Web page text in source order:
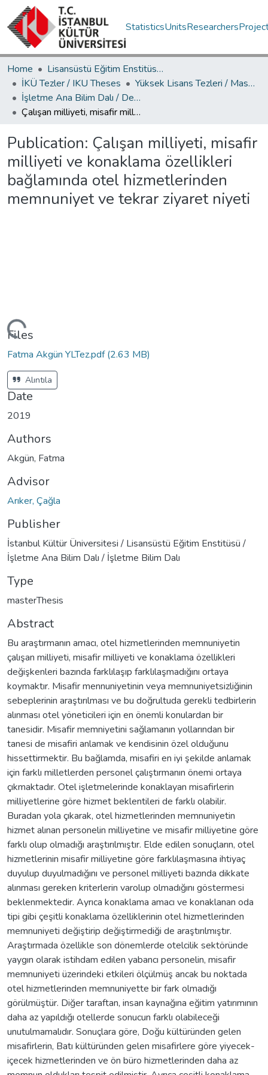
StatisticsUnitsResearchers
Home
Lisansüstü Eğitim Enstitüsü / Postgraduate Education Institute
İKÜ Tezler / IKU Theses
Yüksek Lisans Tezleri / Master's Theses
İşletme Ana Bilim Dalı / Department of Business Administration
Çalışan milliyeti, misafir milliyeti ve konaklama özellikleri bağlamında otel hizmetlerinden memnuniyet ve tekrar ziyaret niyeti
Publication: Çalışan milliyeti, misafir
milliyeti ve konaklama özellikleri
bağlamında otel hizmetlerinden
memnuniyet ve tekrar ziyaret niyeti
Files
Fatma Akgün YLTez.pdf(2.63 MB)
Alıntıla
Date
2019
Authors
Akgün, Fatma
Advisor
Arıker, Çağla
Publisher
İstanbul Kültür Üniversitesi / Lisansüstü Eğitim Enstitüsü /
İşletme Ana Bilim Dalı / İşletme Bilim Dalı
Type
masterThesis
Abstract
Bu araştırmanın amacı, otel hizmetlerinden memnuniyetin
çalışan milliyeti, misafir milliyeti ve konaklama özellikleri
değişkenleri bazında farklılaşıp farklılaşmadığını ortaya
koymaktır. Misafir mennuniyetinin veya memnuniyetsizliğinin
sebeplerinin araştırılması ve bu doğrultuda gerekli tedbirlerin
alınması otel yöneticileri için en önemli konulardan bir
tanesidir. Misafir memniyetini sağlamanın yollarından bir
tanesi de misafiri anlamak ve kendisinin özel olduğunu
hissettirmektir. Bu bağlamda, misafiri en iyi şekilde anlamak
için farklı milletlerden personel çalıştırmanın önemi ortaya
çıkmaktadır. Otel işletmelerinde konaklayan misafirlerin
milliyetlerine göre hizmet beklentileri de farklı olabilir.
Buradan yola çıkarak, otel hizmetlerinden memnuniyetin
hizmet alınan personelin milliyetine ve misafir milliyetine göre
farklı olup olmadığı araştırılmıştır. Elde edilen sonuçların, otel
hizmetlerinin misafir milliyetine göre farklılaşmasına ihtiyaç
duyulup duyulmadığını ve personel milliyeti bazında dikkate
alınması gereken kriterlerin varolup olmadığını göstermesi
beklenmektedir. Ayrıca konaklama amacı ve konaklanan oda
tipi gibi çeşitli konaklama özelliklerinin otel hizmetlerinden
memnuniyeti değiştirip değiştirmediği de araştırılmıştır.
Araştırmada özellikle son dönemlerde otelcilik sektöründe
yaygın olarak istihdam edilen yabancı personelin, misafir
memnuniyeti üzerindeki etkileri ölçülmüş ancak bu noktada
otel hizmetlerinden memnuniyette bir fark olmadığı
görülmüştür. Diğer taraftan, insan kaynağına eğitim yatırımının
daha az yapıldığı otellerde sonucun farklı olabileceği
unutulmamalıdır. Sonuçlara göre, Doğu kültüründen gelen
misafirlerin, Batı kültüründen gelen misafirlere göre yiyecek-
içecek hizmetlerinden ve ön büro hizmetlerinden daha az